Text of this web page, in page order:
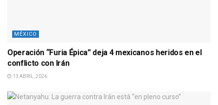
MÉXICO
Operación “Furia Épica” deja 4 mexicanos heridos en el
conflicto con Irán
13 ABRIL, 2026